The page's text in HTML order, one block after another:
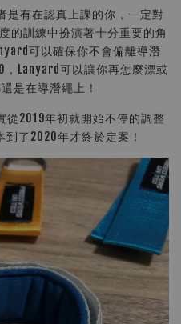
是有在認真上課的你，一定對
的訓練中扮演著十分重要的角
可以確保你不會偏離導潛
，Lanyard可以讓你再怎麼漂或
是在導潛繩上！
從2019年初就開始不停的調整
了2020年才終於定案！